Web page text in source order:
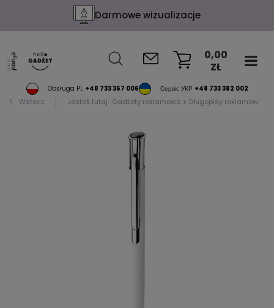
Darmowe wizualizacje
Obsługa PL +48 733 367 006 Сервіс УКР +48 733 382 002
0,00
ZŁ
Wstecz Jesteś tutaj: Gadżety reklamowe Długopisy reklamowe